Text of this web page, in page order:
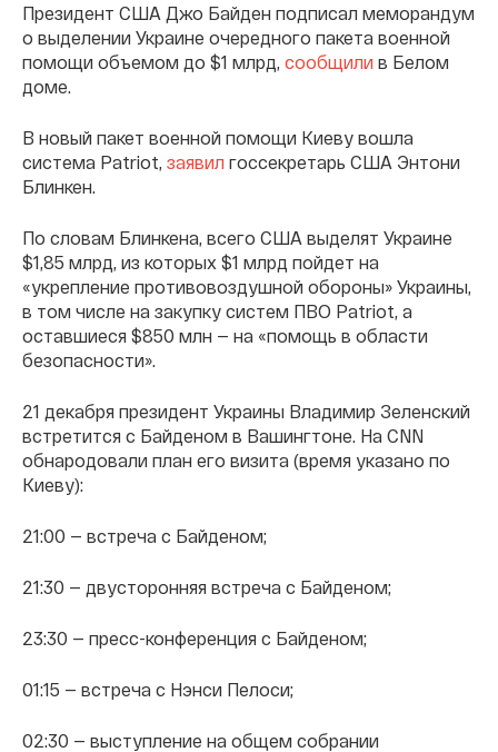
Президент США Джо Байден подписал меморандум
о выделении Украине очередного пакета военной
помощи объемом до $1 млрд, сообщили в Белом
доме.
В новый пакет военной помощи Киеву вошла
система Patriot, заявил госсекретарь США Энтони
Блинкен.
По словам Блинкена, всего США выделят Украине
$1,85 млрд, из которых $1 млрд пойдет на
«укрепление противовоздушной обороны» Украины,
в том числе на закупку систем ПВО Patriot, а
оставшиеся $850 млн — на «помощь в области
безопасности».
21 декабря президент Украины Владимир Зеленский
встретится c Байденом в Вашингтоне. На CNN
обнародовали план его визита (время указано по
Киеву):
21:00 — встреча с Байденом;
21:30 — двусторонняя встреча с Байденом;
23:30 — пресс-конференция с Байденом;
01:15 — встреча с Нэнси Пелоси;
02:30 — выступление на общем собрании